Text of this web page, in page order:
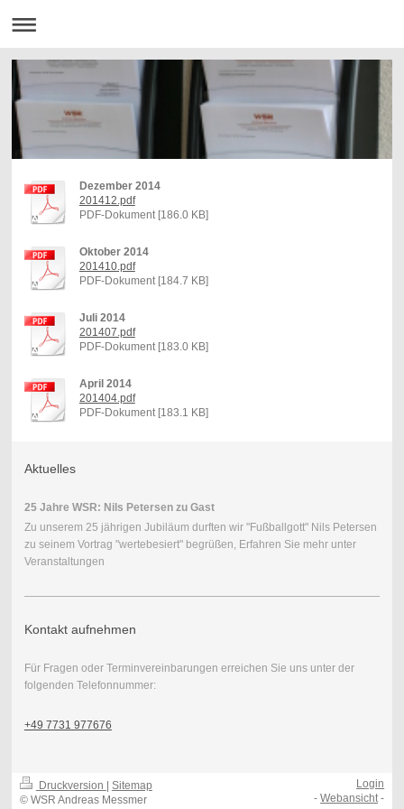
Dezember 2014
201412.pdf
PDF-Dokument [186.0 KB]
Oktober 2014
201410.pdf
PDF-Dokument [184.7 KB]
Juli 2014
201407.pdf
PDF-Dokument [183.0 KB]
April 2014
201404.pdf
PDF-Dokument [183.1 KB]
Aktuelles
25 Jahre WSR: Nils Petersen zu Gast
Zu unserem 25 jährigen Jubiläum durften wir "Fußballgott" Nils Petersen
zu seinem Vortrag "wertebesiert" begrüßen, Erfahren Sie mehr unter
Veranstaltungen
Kontakt aufnehmen
Für Fragen oder Terminvereinbarungen erreichen Sie uns unter der
folgenden Telefonnummer:
+49 7731 977676
Druckversion
Sitemap
© WSR Andreas Messmer
Login
-Webansicht-